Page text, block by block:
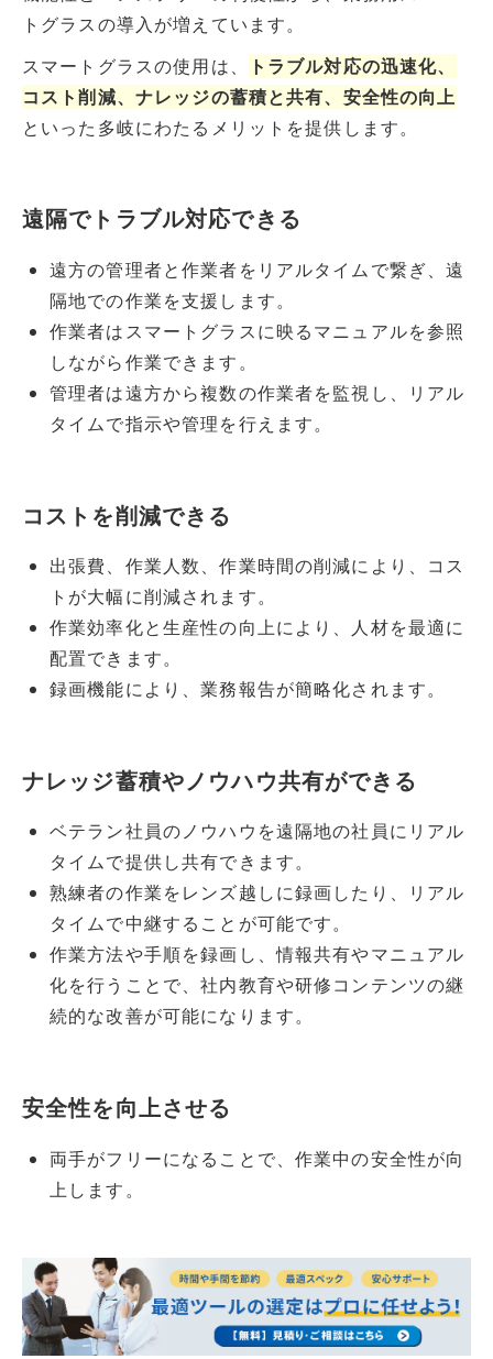
トグラスの導入が増えています。
スマートグラスの使用は、
トラブル対応の迅速化、
コスト削減、ナレッジの蓄積と共有、安全性の向上
といった多岐にわたるメリットを提供します。
遠隔でトラブル対応できる
遠方の管理者と作業者をリアルタイムで繋ぎ、遠
隔地での作業を支援します。
作業者はスマートグラスに映るマニュアルを参照
しながら作業できます。
管理者は遠方から複数の作業者を監視し、リアル
タイムで指示や管理を行えます。
コストを削減できる
出張費、作業人数、作業時間の削減により、コス
トが大幅に削減されます。
作業効率化と生産性の向上により、人材を最適に
配置できます。
録画機能により、業務報告が簡略化されます。
ナレッジ蓄積やノウハウ共有ができる
ベテラン社員のノウハウを遠隔地の社員にリアル
タイムで提供し共有できます。
熟練者の作業をレンズ越しに録画したり、リアル
タイムで中継することが可能です。
作業方法や手順を録画し、情報共有やマニュアル
化を行うことで、社内教育や研修コンテンツの継
続的な改善が可能になります。
安全性を向上させる
両手がフリーになることで、作業中の安全性が向
上します。